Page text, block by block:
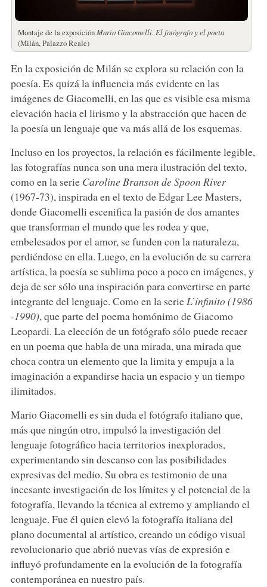
Montaje de la exposiciónMario Giacomelli. El fotógrafo y el poeta
(Milán, Palazzo Reale)
En la exposición de Milán se explora su relación con la
poesía. Es quizá la influencia más evidente en las
imágenes de Giacomelli, en las que es visible esa misma
elevación hacia el lirismo y la abstracción que hacen de
la poesía un lenguaje que va más allá de los esquemas.
Incluso en los proyectos, la relación es fácilmente legible,
las fotografías nunca son una mera ilustración del texto,
como en la serie Caroline Branson de Spoon River
(1967-73), inspirada en el texto de Edgar Lee Masters,
donde Giacomelli escenifica la pasión de dos amantes
que transforman el mundo que les rodea y que,
embelesados por el amor, se funden con la naturaleza,
perdiéndose en ella. Luego, en la evolución de su carrera
artística, la poesía se sublima poco a poco en imágenes, y
deja de ser sólo una inspiración para convertirse en parte
integrante del lenguaje. Como en la serieL’infinito (1986
-1990), que parte del poema homónimo de Giacomo
Leopardi. La elección de un fotógrafo sólo puede recaer
en un poema que habla de una mirada, una mirada que
choca contra un elemento que la limita y empuja a la
imaginación a expandirse hacia un espacio y un tiempo
ilimitados.
Mario Giacomelli es sin duda el fotógrafo italiano que,
más que ningún otro, impulsó la investigación del
lenguaje fotográfico hacia territorios inexplorados,
experimentando sin descanso con las posibilidades
expresivas del medio. Su obra es testimonio de una
incesante investigación de los límites y el potencial de la
fotografía, llevando la técnica al extremo y ampliando el
lenguaje. Fue él quien elevó la fotografía italiana del
plano documental al artístico, creando un código visual
revolucionario que abrió nuevas vías de expresión e
influyó profundamente en la evolución de la fotografía
contemporánea en nuestro país.